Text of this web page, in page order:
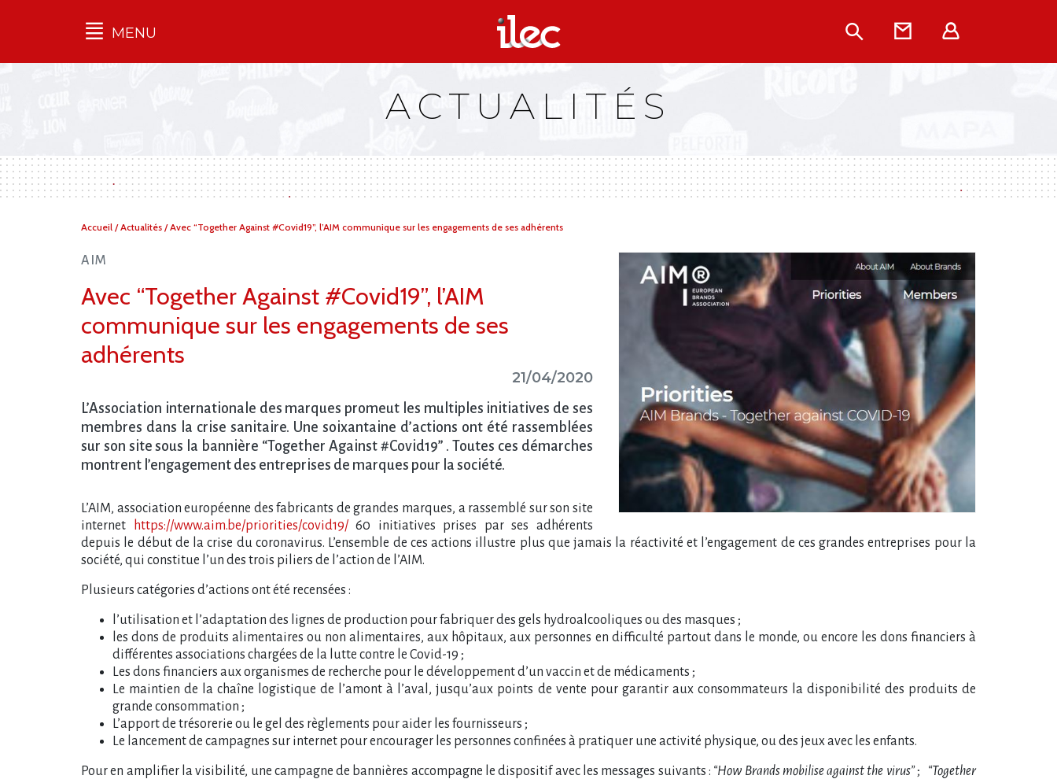
Qu'est-ce que l’Ilec
Campagnes
multimarques
MENU Rechercher
Contact
ACTUALITÉS
Vous
Accueil /Actualités /Avec “Together Against #Covid19”, l’AIM communique sur les engagements de ses adhérents
AIM
Avec “Together Against #Covid19”, l’AIM
communique sur les engagements de ses
adhérents
21/04/2020
L’Association internationale des marques promeut les multiples initiatives de ses
membres dans la crise sanitaire. Une soixantaine d’actions ont été rassemblées
sur son site sous la bannière “Together Against #Covid19” . Toutes ces démarches
montrent l​‌’engagement des entreprises de marques pour la société.
L’AIM, association européenne des fabricants de grandes marques, a rassemblé sur son site
internet
https://www.aim.be/priorities/covid19/60 initiatives prises par ses adhérents
depuis le début de la crise du coronavirus. L’ensemble de ces actions illustre plus que jamais la réactivité et l’engagement de ces grandes entreprises pour la
société, qui constitue l’un des trois piliers de l’action de l’AIM.
Plusieurs catégories d’actions ont été recensées :
l’utilisation et l’adaptation des lignes de production pour fabriquer des gels hydroalcooliques ou des masques ;
les dons de produits alimentaires ou non alimentaires, aux hôpitaux, aux personnes en difficulté partout dans le monde, ou encore les dons financiers à
différentes associations chargées de la lutte contre le Covid-19 ;
Les dons financiers aux organismes de recherche pour le développement d’un vaccin et de médicaments ;
Le maintien de la chaîne logistique de l’amont à l’aval, jusqu’aux points de vente pour garantir aux consommateurs la disponibilité des produits de
grande consommation ;
L’apport de trésorerie ou le gel des règlements pour aider les fournisseurs ;
Le lancement de campagnes sur internet pour encourager les personnes confinées à pratiquer une activité physique, ou des jeux avec les enfants.
Pour en amplifier la visibilité, une campagne de bannières accompagne le dispositif avec les messages suivants : “How Brands mobilise against the virus”;
“Together